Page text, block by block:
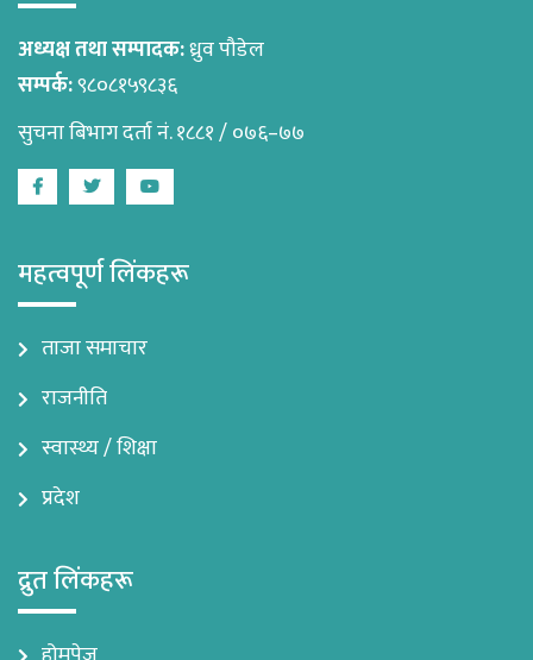
अध्यक्ष तथा सम्पादक:ध्रुव पौडेल
सम्पर्क:९८०८१५९८३६
सुचना बिभाग दर्ता नं. १८८१ / ०७६–७७
FacebookTwitterYoutube
महत्वपूर्ण लिंकहरू
ताजा समाचार
राजनीति
स्वास्थ्य / शिक्षा
प्रदेश
द्रुत लिंकहरू